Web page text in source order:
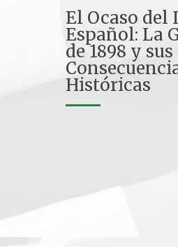
El Ocaso del
Español: La
de 1898 y sus
Históricas